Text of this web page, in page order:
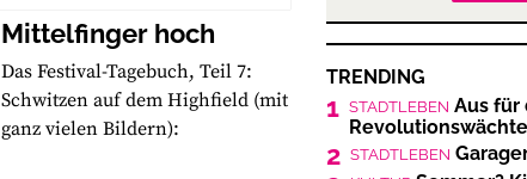
Mittelfinger hoch
Das Festival-Tagebuch, Teil 7:
Schwitzen auf dem Highfield (mit
ganz vielen Bildern):
TRENDING
1 STADTLEBEN Aus für
2 STADTLEBEN